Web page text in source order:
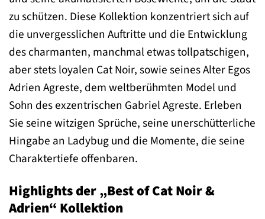
zu schützen. Diese Kollektion konzentriert sich auf
die unvergesslichen Auftritte und die Entwicklung
des charmanten, manchmal etwas tollpatschigen,
aber stets loyalen Cat Noir, sowie seines Alter Egos
Adrien Agreste, dem weltberühmten Model und
Sohn des exzentrischen Gabriel Agreste. Erleben
Sie seine witzigen Sprüche, seine unerschütterliche
Hingabe an Ladybug und die Momente, die seine
Charaktertiefe offenbaren.
Highlights der „Best of Cat Noir &
Adrien“ Kollektion